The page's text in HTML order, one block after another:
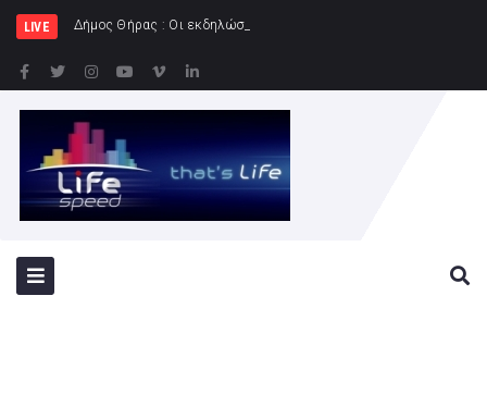
LIVE Δήμος Θήρας : Οι εκδηλώσεις του «Φεστιβάλ Στρογγύλ